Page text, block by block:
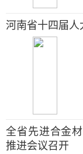
河南省十四届
全省先进合金
推进会议召开